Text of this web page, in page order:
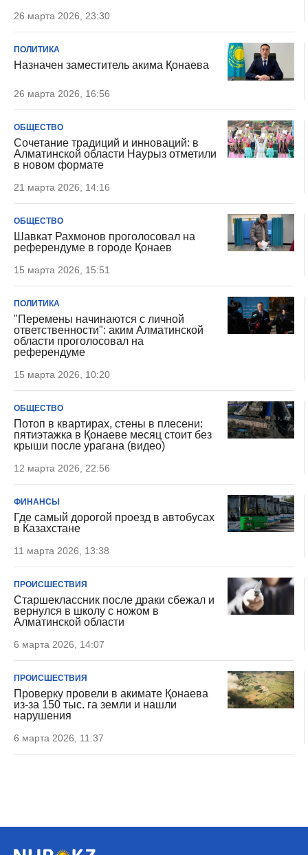
26 марта 2026, 23:30
ПОЛИТИКА
Назначен заместитель акима Қонаева
26 марта 2026, 16:56
ОБЩЕСТВО
Сочетание традиций и инноваций: в
Алматинской области Наурыз отметили
в новом формате
21 марта 2026, 14:16
ОБЩЕСТВО
Шавкат Рахмонов проголосовал на
референдуме в городе Қонаев
15 марта 2026, 15:51
ПОЛИТИКА
"Перемены начинаются с личной
ответственности": аким Алматинской
области проголосовал на
референдуме
15 марта 2026, 10:20
ОБЩЕСТВО
Потоп в квартирах, стены в плесени:
пятиэтажка в Қонаеве месяц стоит без
крыши после урагана (видео)
12 марта 2026, 22:56
ФИНАНСЫ
Где самый дорогой проезд в автобусах
в Казахстане
11 марта 2026, 13:38
ПРОИСШЕСТВИЯ
Старшеклассник после драки сбежал и
вернулся в школу с ножом в
Алматинской области
6 марта 2026, 14:07
ПРОИСШЕСТВИЯ
Проверку провели в акимате Қонаева
из-за 150 тыс. га земли и нашли
нарушения
6 марта 2026, 11:37